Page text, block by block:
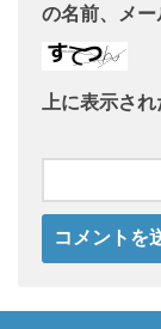
の名前、メー
上に表示さ